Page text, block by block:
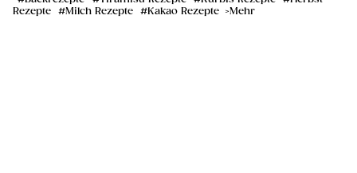
Rezepte
Milch Rezepte Kakao Rezepte Mehr